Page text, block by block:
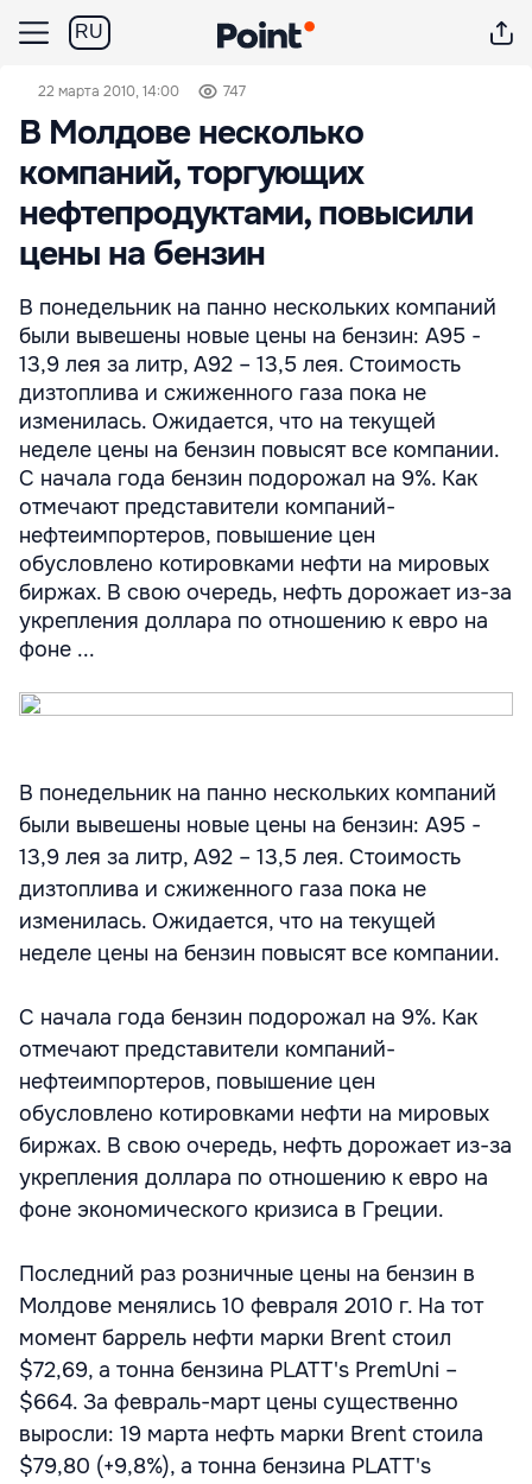
RU
22 марта 2010, 14:00 747
В Молдове несколько
компаний, торгующих
нефтепродуктами, повысили
цены на бензин
В понедельник на панно нескольких компаний
были вывешены новые цены на бензин: А95 -
13,9 лея за литр, А92 – 13,5 лея. Стоимость
дизтоплива и сжиженного газа пока не
изменилась. Ожидается, что на текущей
неделе цены на бензин повысят все компании.
С начала года бензин подорожал на 9%. Как
отмечают представители компаний-
нефтеимпортеров, повышение цен
обусловлено котировками нефти на мировых
биржах. В свою очередь, нефть дорожает из-за
укрепления доллара по отношению к евро на
фоне ...
В понедельник на панно нескольких компаний
были вывешены новые цены на бензин: А95 -
13,9 лея за литр, А92 – 13,5 лея. Стоимость
дизтоплива и сжиженного газа пока не
изменилась. Ожидается, что на текущей
неделе цены на бензин повысят все компании.
С начала года бензин подорожал на 9%. Как
отмечают представители компаний-
нефтеимпортеров, повышение цен
обусловлено котировками нефти на мировых
биржах. В свою очередь, нефть дорожает из-за
укрепления доллара по отношению к евро на
фоне экономического кризиса в Греции.
Последний раз розничные цены на бензин в
Молдове менялись 10 февраля 2010 г. На тот
момент баррель нефти марки Brent стоил
$72,69, а тонна бензина PLATT's PremUni –
$664. За февраль-март цены существенно
выросли: 19 марта нефть марки Brent стоила
$79,80 (+9,8%), а тонна бензина PLATT's